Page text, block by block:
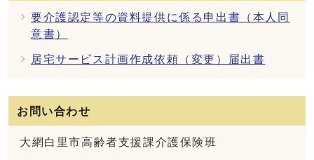
要介護認定等の資料提供に係る申出書（本人同
意書）
居宅サービス計画作成依頼（変更）届出書
お問い合わせ
大網白里市高齢者支援課介護保険班